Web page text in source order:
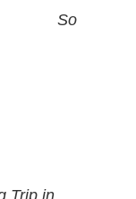
So
Trip in